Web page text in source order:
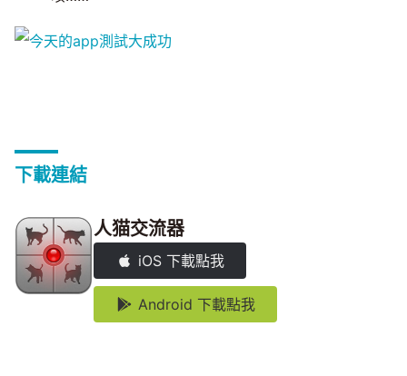
下載連結
人猫交流器
iOS 下載點我
Android 下載點我